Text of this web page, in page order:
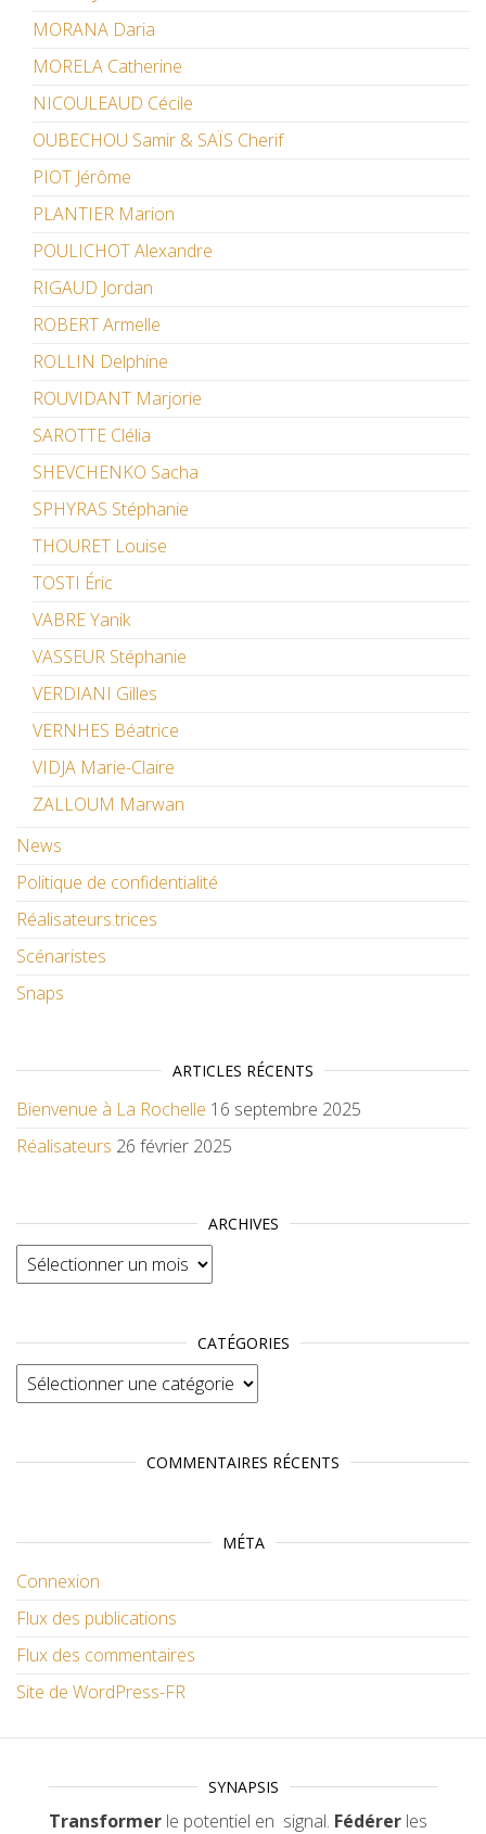
MORANA Daria
MORELA Catherine
NICOULEAUD Cécile
OUBECHOU Samir & SAÏS Cherif
PIOT Jérôme
PLANTIER Marion
POULICHOT Alexandre
RIGAUD Jordan
ROBERT Armelle
ROLLIN Delphine
ROUVIDANT Marjorie
SAROTTE Clélia
SHEVCHENKO Sacha
SPHYRAS Stéphanie
THOURET Louise
TOSTI Éric
VABRE Yanik
VASSEUR Stéphanie
VERDIANI Gilles
VERNHES Béatrice
VIDJA Marie-Claire
ZALLOUM Marwan
News
Politique de confidentialité
Réalisateurs.trices
Scénaristes
Snaps
ARTICLES RÉCENTS
Bienvenue à La Rochelle 16 septembre 2025
Réalisateurs 26 février 2025
ARCHIVES
Archives
CATÉGORIES
Catégories
COMMENTAIRES RÉCENTS
MÉTA
Connexion
Flux des publications
Flux des commentaires
Site de WordPress-FR
SYNAPSIS
Transformer le potentiel en signal. Fédérer les